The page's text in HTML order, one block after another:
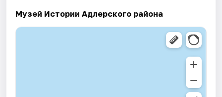
Музей Истории Адлерского района